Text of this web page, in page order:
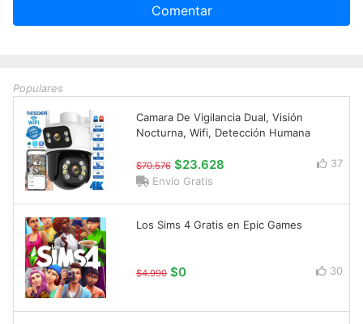
Comentar
Populares
Camara De Vigilancia Dual, Visión
Nocturna, Wifi, Detección Humana
$70.576 $23.628
37
Envío Gratis
Los Sims 4 Gratis en Epic Games
$4.990 $0 30